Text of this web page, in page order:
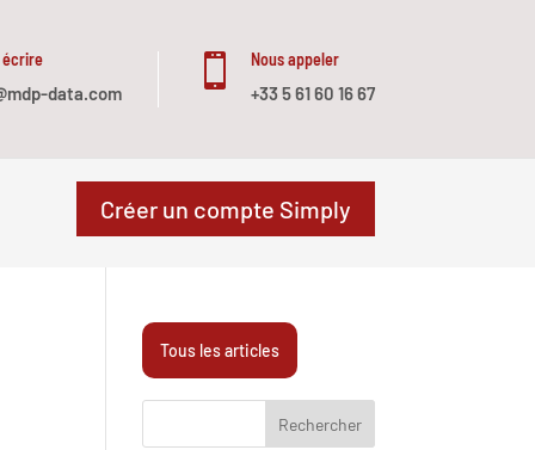
écrire
data.com
 Nous appeler
+33 5 61 60 16 67
Créer un compte Simply
Tous les articles
Rechercher